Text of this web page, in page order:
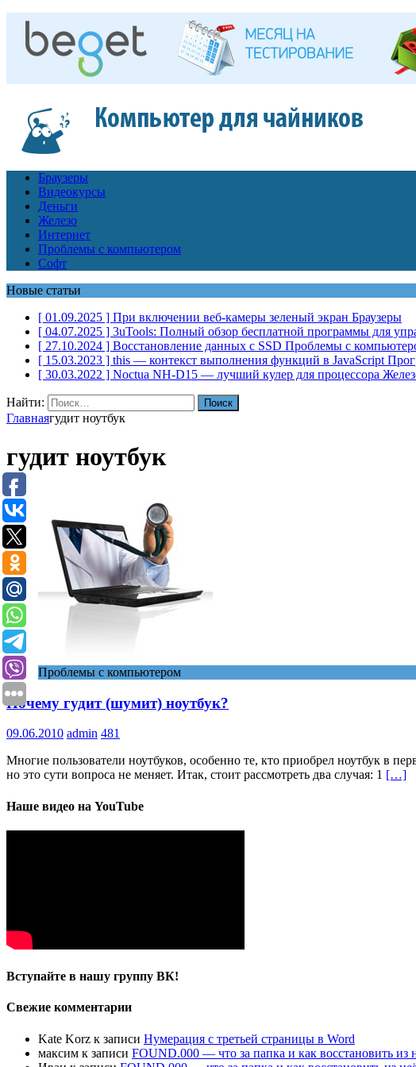
Браузеры
Видеокурсы
Деньги
Железо
Интернет
Проблемы с компьютером
Софт
Новые статьи
[ 01.09.2025 ] При включении веб-камеры зеленый экран Браузеры
[ 04.07.2025 ] 3uTools: Полный обзор бесплатной программы для
[ 27.10.2024 ] Восстановление данных с SSD Проблемы с
[ 15.03.2023 ] this — контекст выполнения функций в JavaScript
[ 30.03.2022 ] Noctua NH-D15 — лучший кулер для процессора
Найти:
Главнаягудит ноутбук
гудит ноутбук
Проблемы с компьютером
Почему гудит (шумит) ноутбук?
09.06.2010 admin 481
Многие пользователи ноутбуков, особенно те, кто приобрел ноутбук в
но это сути вопроса не меняет. Итак, стоит рассмотреть два случая: 1 […]
Наше видео на YouTube
Вступайте в нашу группу ВК!
Свежие комментарии
Kate Korz к записи Нумерация с третьей страницы в Word
максим к записи FOUND.000 — что за папка и как восстановить из